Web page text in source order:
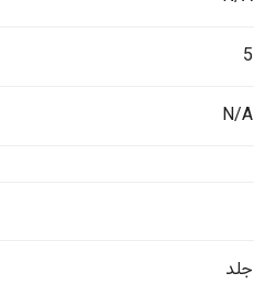
5
N/A
جلد